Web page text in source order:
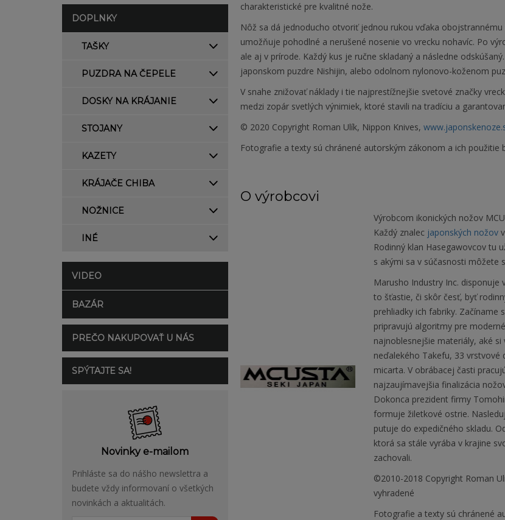
DOPLNKY
TAŠKY
PUZDRA NA ČEPELE
DOSKY NA KRÁJANIE
STOJANY
KAZETY
KRÁJAČE CHIBA
NOŽNICE
INÉ
VIDEO
BAZÁR
PREČO NAKUPOVAŤ U NÁS
SPÝTAJTE SA!
Novinky e-mailom
Prihláste sa do nášho newslettra a
budete vždy informovaní o všetkých
novinkách a aktualitách.
charakteristické pre kvalitné nože.
Nôž sa dá jednoducho otvoriť jednou rukou vďaka
umožňuje pohodlné a nerušené nosenie vo vrecku nohavíc. Po
ale aj v prírode. Každý kus je ručne skladaný a následne
japonskom puzdre Nishijin, alebo odolnom nylonovo-koženom
V snahe znižovať náklady i tie najprestížnejšie svetové značky
medzi zopár svetlých výnimiek, ktoré stavili na tradíciu a
© 2020 Copyright Roman Ulík, Nippon Knives,
Fotografie a texty sú chránené autorským zákonom a ich použitie
O výrobcovi
Výrobcom ikonických nožov
Každý znalec japonských nožov
Rodinný klan Hasegawovcov tu
s akými sa v súčasnosti môžete
Marusho Industry Inc.
to šťastie, či skôr česť, byť
prehliadky ich fabriky. Začíname
pripravujú algoritmy pre
najnoblesnejšie materiály, aké
neďalekého Takefu, 33 vrstvové
micarta. V obrábacej časti
najzaujímavejšia finalizácia
Dokonca prezident firmy
formuje žiletkové ostrie.
putuje do expedičného skladu.
ktorá sa stále vyrába v krajine
zachovali.
©2010-2018 Copyright Roman
vyhradené
Fotografie a texty sú chránené